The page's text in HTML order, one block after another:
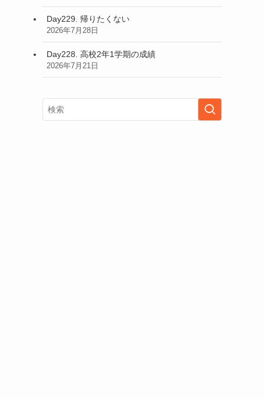
Day229. 帰りたくない
2026年7月28日
Day228. 高校2年1学期の成績
2026年7月21日